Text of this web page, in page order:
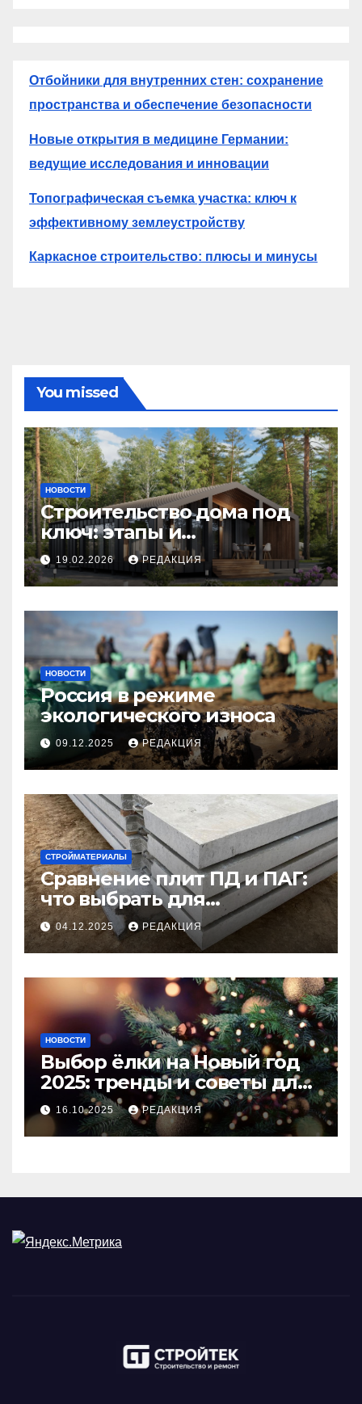
Отбойники для внутренних стен: сохранение
пространства и обеспечение безопасности
Новые открытия в медицине Германии:
ведущие исследования и инновации
Топографическая съемка участка: ключ к
эффективному землеустройству
Каркасное строительство: плюсы и минусы
You missed
НОВОСТИ
Строительство дома под
ключ: этапы и
планирование бюджета
19.02.2026 РЕДАКЦИЯ
НОВОСТИ
Россия в режиме
экологического износа
09.12.2025 РЕДАКЦИЯ
СТРОЙМАТЕРИАЛЫ
Сравнение плит ПД и ПАГ:
что выбрать для
долговечного и прочного
покрытия
04.12.2025 РЕДАКЦИЯ
НОВОСТИ
Выбор ёлки на Новый год
2025: тренды и советы для
идеального праздника
16.10.2025 РЕДАКЦИЯ